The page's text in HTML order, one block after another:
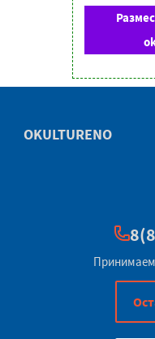
OKULTURENO
Принимаем